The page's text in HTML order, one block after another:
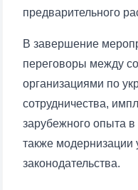
Почта
предварительного
В завершение
переговоры между
организациями по
сотрудничества,
зарубежного опыта в
также модернизации
законодательства.